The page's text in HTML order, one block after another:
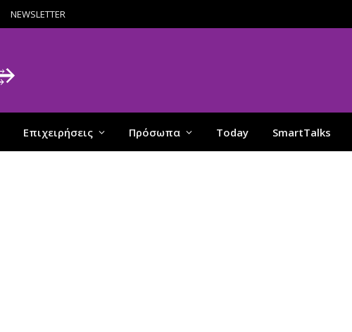
NEWSLETTER
Επιχειρήσεις Πρόσωπα Today SmartTalks